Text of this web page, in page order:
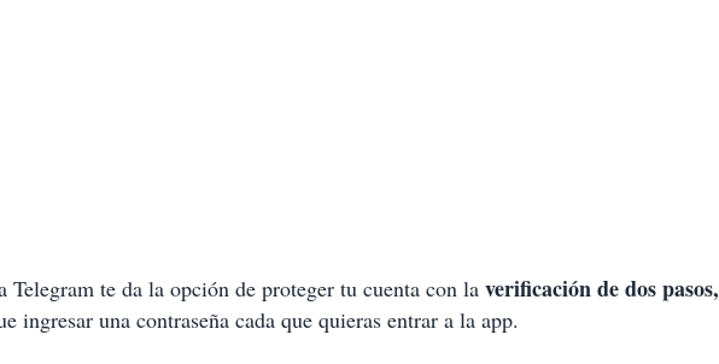
Telegram te da la opción de proteger tu cuenta con la verificación de dos pasos,
ingresar una contraseña cada que quieras entrar a la app.